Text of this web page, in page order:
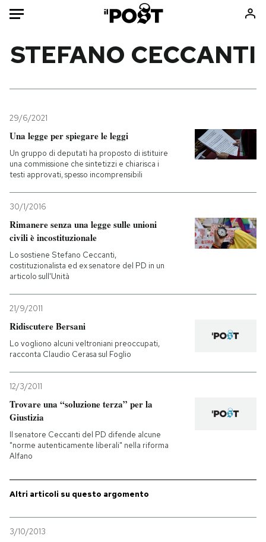
Mondo
Politica
Tecnologia
Internet
Cultura
Sport
Storie/Idee
Ok Boomer!
Altrecose
Mondiali calcio 2026
NEWSLETTER
SHOP
CALENDARIO
STEFANO CECCANTI
29/6/2021
Una legge per spiegare le leggi
Un gruppo di deputati ha proposto di istituire
una commissione che sintetizzi e chiarisca i
testi approvati, spesso incomprensibili
30/1/2016
Rimanere senza una legge sulle unioni
civili è incostituzionale
Lo sostiene Stefano Ceccanti,
costituzionalista ed ex senatore del PD in un
articolo sull'Unità
21/9/2011
Ridiscutere Bersani
Lo vogliono alcuni veltroniani preoccupati,
racconta Claudio Cerasa sul Foglio
12/3/2011
Trovare una “soluzione terza” per la
Giustizia
Il senatore Ceccanti del PD difende alcune
"norme autenticamente liberali" nella riforma
Alfano
Altri articoli su questo argomento
3/10/2013